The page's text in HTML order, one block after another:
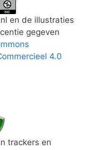
en de illustraties
gegeven
4.0
trackers en